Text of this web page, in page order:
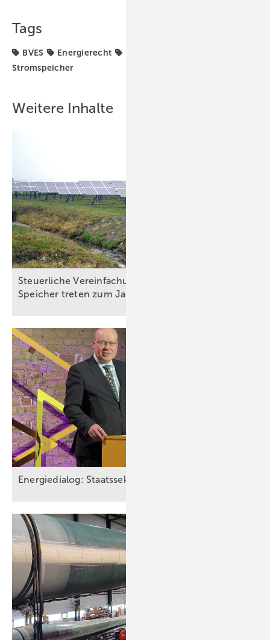
Tags
BVES Energierecht
Stromspeicher
Weitere Inhalte
Steuerliche Vereinfachungen für Ökostrom und
Speicher treten zum Jahreswechsel in
Energiedialog: Staatssekretär spricht über EEG-